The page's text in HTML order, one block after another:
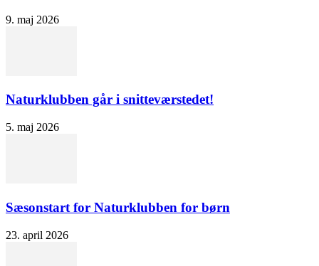
9. maj 2026
Naturklubben går i snitteværstedet!
5. maj 2026
Sæsonstart for Naturklubben for børn
23. april 2026